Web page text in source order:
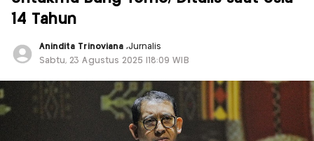
14 Tahun
Anindita Trinoviana ,Jurnalis
Sabtu, 23 Agustus 2025 |18:09 WIB